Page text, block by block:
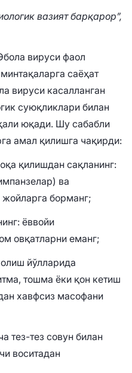
вазият барқарор”,
вируси фаол
саёҳат
вируси касалланган
суюқликлари билан
юқади. Шу сабабли
амал қилишга чақирди:
қилишдан сақланинг:
ва
борманг;
ёввойи
овқатларни еманг;
йўлларида
тошма ёки қон кетиш
хавфсиз масофани
тез-тез совун билан
воситадан